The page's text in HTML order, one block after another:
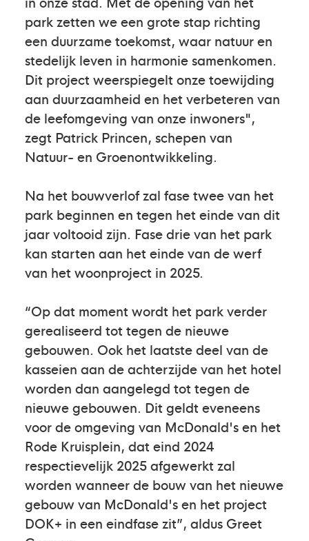
park zetten we een grote stap richting
een duurzame toekomst, waar natuur en
stedelijk leven in harmonie samenkomen.
Dit project weerspiegelt onze toewijding
aan duurzaamheid en het verbeteren van
de leefomgeving van onze inwoners",
zegt Patrick Princen, schepen van
Natuur- en Groenontwikkeling.
Na het bouwverlof zal fase twee van het
park beginnen en tegen het einde van dit
jaar voltooid zijn. Fase drie van het park
kan starten aan het einde van de werf
van het woonproject in 2025.
“Op dat moment wordt het park verder
gerealiseerd tot tegen de nieuwe
gebouwen. Ook het laatste deel van de
kasseien aan de achterzijde van het hotel
worden dan aangelegd tot tegen de
nieuwe gebouwen. Dit geldt eveneens
voor de omgeving van McDonald's en het
Rode Kruisplein, dat eind 2024
respectievelijk 2025 afgewerkt zal
worden wanneer de bouw van het nieuwe
gebouw van McDonald's en het project
DOK+ in een eindfase zit”, aldus Greet